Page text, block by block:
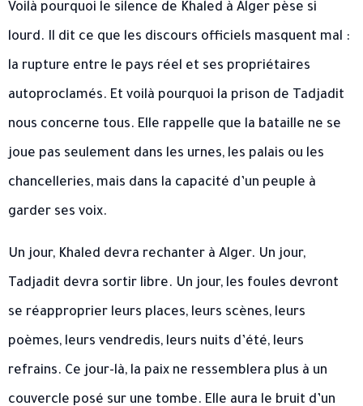
Voilà pourquoi le silence de Khaled à Alger pèse si
lourd. Il dit ce que les discours officiels masquent mal :
la rupture entre le pays réel et ses propriétaires
autoproclamés. Et voilà pourquoi la prison de Tadjadit
nous concerne tous. Elle rappelle que la bataille ne se
joue pas seulement dans les urnes, les palais ou les
chancelleries, mais dans la capacité d’un peuple à
garder ses voix.
Un jour, Khaled devra rechanter à Alger. Un jour,
Tadjadit devra sortir libre. Un jour, les foules devront
se réapproprier leurs places, leurs scènes, leurs
poèmes, leurs vendredis, leurs nuits d’été, leurs
refrains. Ce jour-là, la paix ne ressemblera plus à un
couvercle posé sur une tombe. Elle aura le bruit d’un